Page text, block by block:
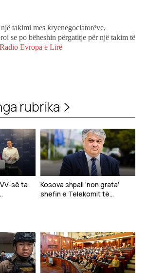
takimi mes kryenegociatorëve,
se po bëheshin përgatitje për një takim të
Radio Evropa e Lirë
rubrika
së ta
Kosova shpall ‘non grata’
shefin e Telekomit të